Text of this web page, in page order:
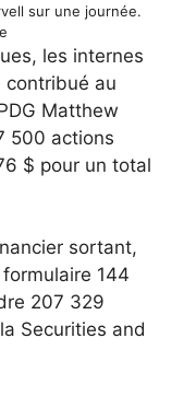
sur une journée.
les internes
contribué au
Matthew
500 actions
$ pour un total
sortant,
144
207 329
Securities and